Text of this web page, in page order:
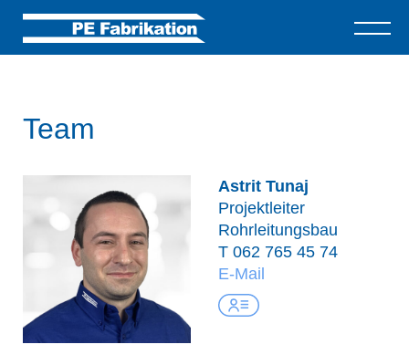
Team
Astrit Tunaj
Projektleiter
Rohrleitungsbau
T 062 765 45 74
E-Mail